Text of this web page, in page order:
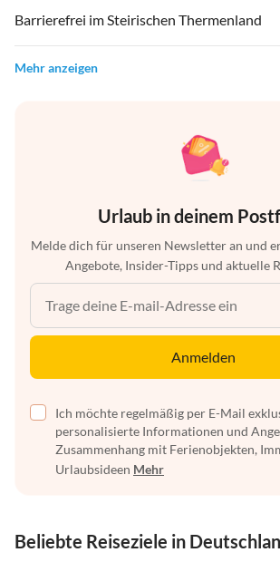
Barrierefrei im Steirischen Thermenland
Mehr anzeigen
Urlaub in deinem
Melde dich für unseren Newsletter an und
Angebote, Insider-Tipps und aktuelle
Anmelden
Ich möchte regelmäßig per E-Mail
personalisierte Informationen und
Zusammenhang mit Ferienobjekten,
Urlaubsideen Mehr
Beliebte Reiseziele in